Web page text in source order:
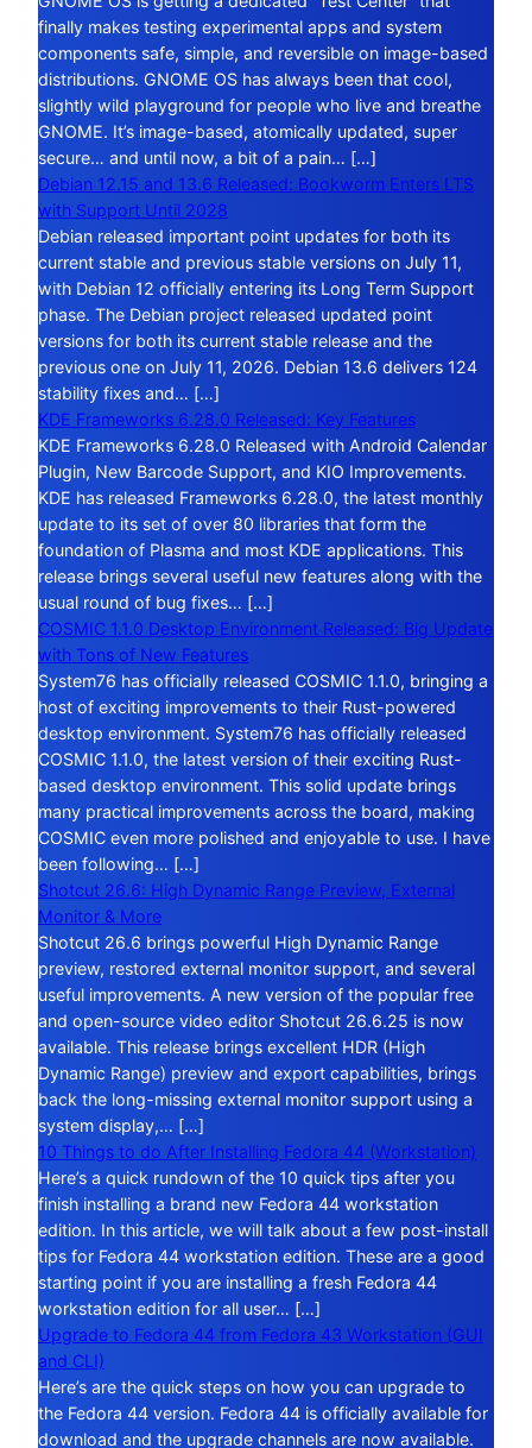
finally makes testing experimental apps and system
components safe, simple, and reversible on image-based
distributions. GNOME OS has always been that cool,
slightly wild playground for people who live and breathe
GNOME. It’s image-based, atomically updated, super
secure… and until now, a bit of a pain… […]
Debian 12.15 and 13.6 Released: Bookworm Enters LTS
with Support Until 2028
Debian released important point updates for both its
current stable and previous stable versions on July 11,
with Debian 12 officially entering its Long Term Support
phase. The Debian project released updated point
versions for both its current stable release and the
previous one on July 11, 2026. Debian 13.6 delivers 124
stability fixes and… […]
KDE Frameworks 6.28.0 Released: Key Features
KDE Frameworks 6.28.0 Released with Android Calendar
Plugin, New Barcode Support, and KIO Improvements.
KDE has released Frameworks 6.28.0, the latest monthly
update to its set of over 80 libraries that form the
foundation of Plasma and most KDE applications. This
release brings several useful new features along with the
usual round of bug fixes… […]
COSMIC 1.1.0 Desktop Environment Released: Big Update
with Tons of New Features
System76 has officially released COSMIC 1.1.0, bringing a
host of exciting improvements to their Rust-powered
desktop environment. System76 has officially released
COSMIC 1.1.0, the latest version of their exciting Rust-
based desktop environment. This solid update brings
many practical improvements across the board, making
COSMIC even more polished and enjoyable to use. I have
been following… […]
Shotcut 26.6: High Dynamic Range Preview, External
Monitor & More
Shotcut 26.6 brings powerful High Dynamic Range
preview, restored external monitor support, and several
useful improvements. A new version of the popular free
and open-source video editor Shotcut 26.6.25 is now
available. This release brings excellent HDR (High
Dynamic Range) preview and export capabilities, brings
back the long-missing external monitor support using a
system display,… […]
10 Things to do After Installing Fedora 44 (Workstation)
Here’s a quick rundown of the 10 quick tips after you
finish installing a brand new Fedora 44 workstation
edition. In this article, we will talk about a few post-install
tips for Fedora 44 workstation edition. These are a good
starting point if you are installing a fresh Fedora 44
workstation edition for all user… […]
Upgrade to Fedora 44 from Fedora 43 Workstation (GUI
and CLI)
Here’s are the quick steps on how you can upgrade to
the Fedora 44 version. Fedora 44 is officially available for
download and the upgrade channels are now available.